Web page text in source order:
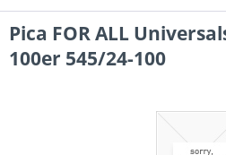
Pica FOR ALL
100er 545/24-100